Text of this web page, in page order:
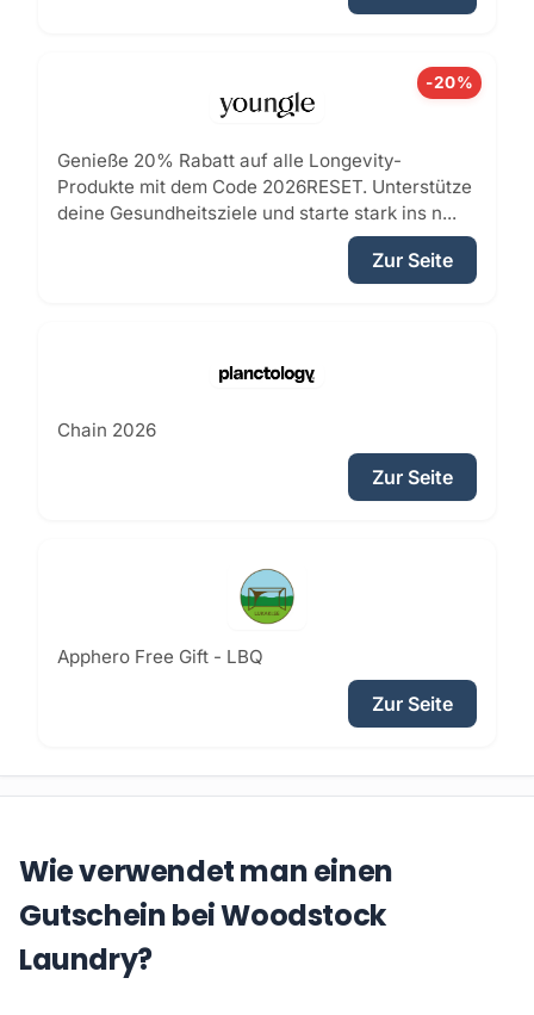
-20%
Genieße 20% Rabatt auf alle Longevity-
Produkte mit dem Code 2026RESET. Unterstütze
deine Gesundheitsziele und starte stark ins n...
Zur Seite
Chain 2026
Zur Seite
Apphero Free Gift - LBQ
Zur Seite
Wie verwendet man einen
Gutschein bei Woodstock
Laundry?